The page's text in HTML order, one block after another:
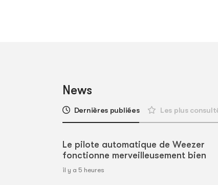
News
Dernières publiées Les plus
Le pilote automatique de Weezer
fonctionne merveilleusement bien
il y a 5 heures